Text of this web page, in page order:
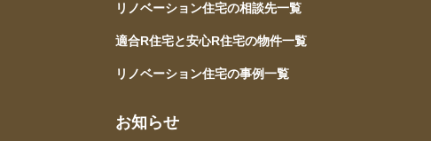
リノベーション住宅の相談先一覧
適合R住宅と安心R住宅の物件一覧
リノベーション住宅の事例一覧
お知らせ